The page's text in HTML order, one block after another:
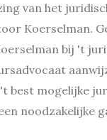
van het
Koerselman.
bij 't
best mogelijke
noodzakelijke